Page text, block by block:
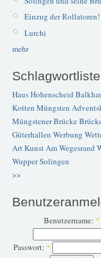
Einzug der Rollatoren!
Lurchi
mehr
Schlagwortliste
Haus Hohenscheid
Kotten Müngsten
Müngstener Brücke
Güterhallen Werbung
ArtKunstAm Wegesrand
WupperSolingen
>>
Benutzername: *
Passwort: *